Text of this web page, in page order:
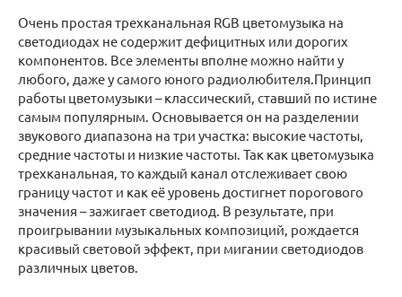
Очень простая трехканальная RGB цветомузыка на
светодиодах не содержит дефицитных или дорогих
компонентов. Все элементы вполне можно найти у
любого, даже у самого юного радиолюбителя.Принцип
работы цветомузыки – классический, ставший по истине
самым популярным. Основывается он на разделении
звукового диапазона на три участка: высокие частоты,
средние частоты и низкие частоты. Так как цветомузыка
трехканальная, то каждый канал отслеживает свою
границу частот и как её уровень достигнет порогового
значения – зажигает светодиод. В результате, при
проигрывании музыкальных композиций, рождается
красивый световой эффект, при мигании светодиодов
различных цветов.